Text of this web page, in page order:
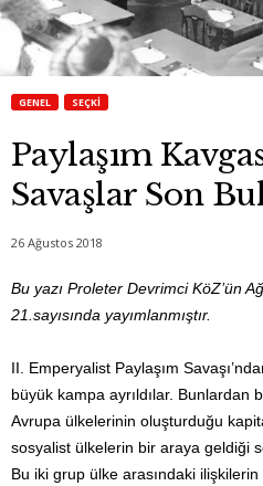
GENEL SEÇKI
Paylaşım
Savaşlar Son
26 Ağustos 2018
Bu yazı Proleter Devrimci KöZ’ün
21.sayısında yayımlanmıştır.
II. Emperyalist Paylaşım
büyük kampa ayrıldılar. Bunlardan
Avrupa ülkelerinin oluşturduğu
sosyalist ülkelerin bir araya geldiği
Bu iki grup ülke arasındaki